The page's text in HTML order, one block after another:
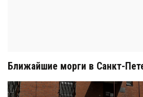
Ближайшие морги в Санкт-